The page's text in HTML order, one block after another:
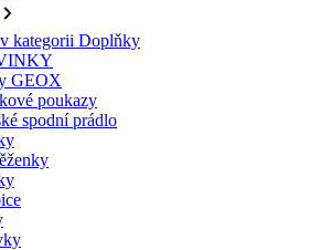
kategorii Doplňky
GEOX
poukazy
spodní prádlo